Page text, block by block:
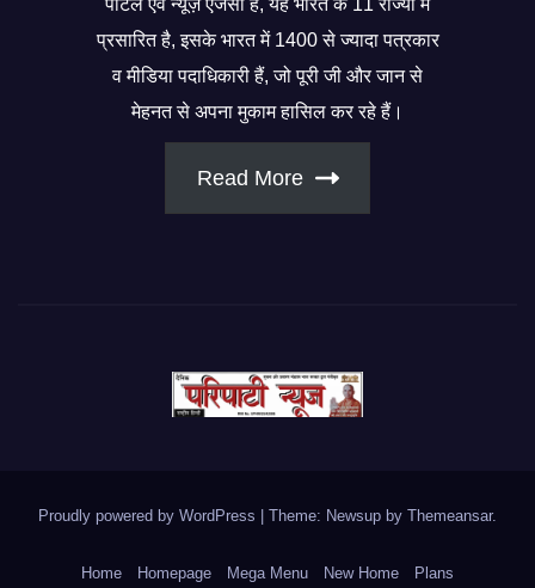
प्रसारित है, इसके भारत में 1400 से ज्यादा पत्रकार
व मीडिया पदाधिकारी हैं, जो पूरी जी और जान से
मेहनत से अपना मुकाम हासिल कर रहे हैं।
Read More
Proudly powered by WordPress Theme: Newsup by Themeansar.
Home Homepage Mega Menu New Home Plans